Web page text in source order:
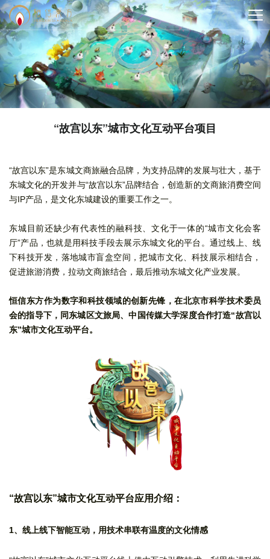
“故宫以东”城市文化互动平台项目
“故宫以东”是东城文商旅融合品牌，为支持品牌的发展与壮大，基于
东城文化的开发并与“故宫以东”品牌结合，创造新的文商旅消费空间
与IP产品，是文化东城建设的重要工作之一。
东城目前还缺少有代表性的融科技、文化于一体的“城市文化会客
厅”产品，也就是用科技手段去展示东城文化的平台。通过线上、线
下科技开发，落地城市盲盒空间，把城市文化、科技展示相结合，
促进旅游消费，拉动文商旅结合，最后推动东城文化产业发展。
恒信东方作为数字和科技领域的创新先锋，在北京市科学技术委员
会的指导下，同东城区文旅局、中国传媒大学深度合作打造“故宫以
东”城市文化互动平台。
“故宫以东”城市文化互动平台应用介绍：
1、线上线下智能互动，用技术串联有温度的文化情感